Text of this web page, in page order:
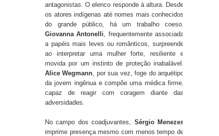
antagonistas. O elenco responde à altura. Desde
os atores indígenas até nomes mais conhecidos
do grande público, há um trabalho coeso.
Giovanna Antonelli , frequentemente associada
a papéis mais leves ou românticos, surpreende
ao interpretar uma mulher forte, resiliente e
movida por um instinto de proteção inabalável.
Alice Wegmann , por sua vez, foge do arquétipo
da jovem ingênua e compõe uma médica firme,
capaz de reagir com coragem diante das
adversidades.
No campo dos coadjuvantes, Sérgio Menezes
imprime presença mesmo com menos tempo de